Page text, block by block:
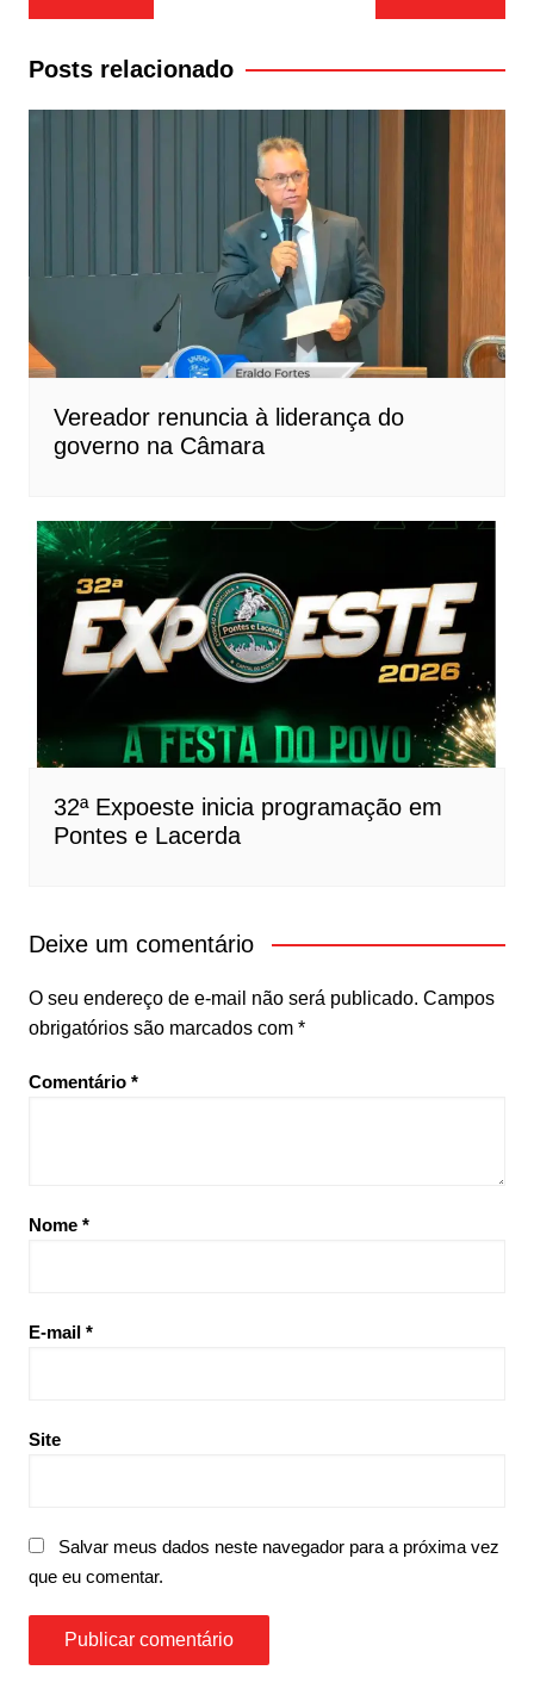
de
Post
Posts relacionado
Vereador renuncia à liderança do
governo na Câmara
32ª Expoeste inicia programação em
Pontes e Lacerda
Deixe um comentário
O seu endereço de e-mail não será publicado. Campos
obrigatórios são marcados com *
Comentário *
Nome *
E-mail *
Site
Salvar meus dados neste navegador para a próxima vez
que eu comentar.